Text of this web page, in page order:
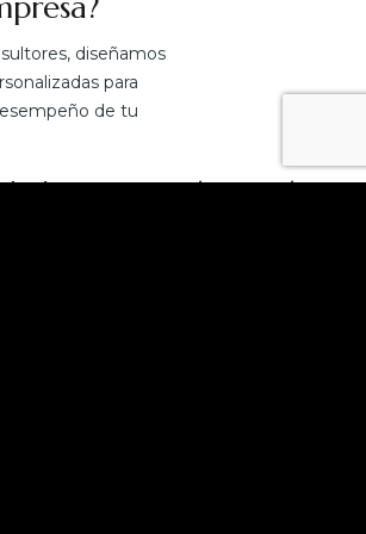
diseñamos
para
de tu
talento en tu mejor ventaja